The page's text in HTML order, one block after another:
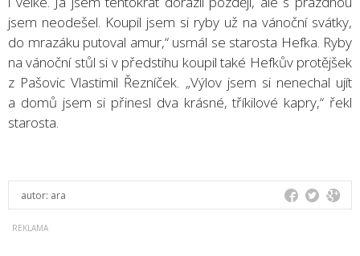
jsem neodešel. Koupil jsem si ryby už na vánoční svátky,
do mrazáku putoval amur,“ usmál se starosta Hefka. Ryby
na vánoční stůl si v předstihu koupil také Hefkův protějšek
z Pašovic Vlastimil Řezníček. „Výlov jsem si nenechal ujít
a domů jsem si přinesl dva krásné, tříkilové kapry,“ řekl
starosta.
autor: ara